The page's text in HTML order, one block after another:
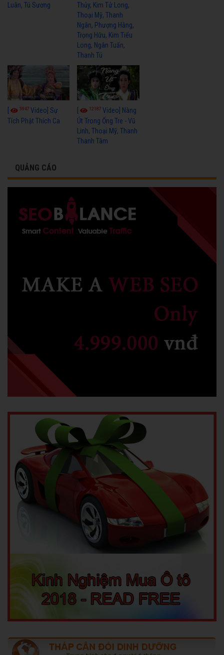
Luân, Tú Sương
Thủy, Kim Tử Long,
Thoại Mỹ, Thanh
Ngân, Phượng Hằng,
Trọng Hữu, Kim Tiểu
Long, Ngân Tuấn,
Thanh Tú
[ 3947 Video] Sự
Tích Phật Thích Ca
[ 12187Video] Nàng
Út Trong Ống Tre - Vũ
Linh, Thoại Mỹ, Thanh
Thanh Tâm
QUẢNG CÁO